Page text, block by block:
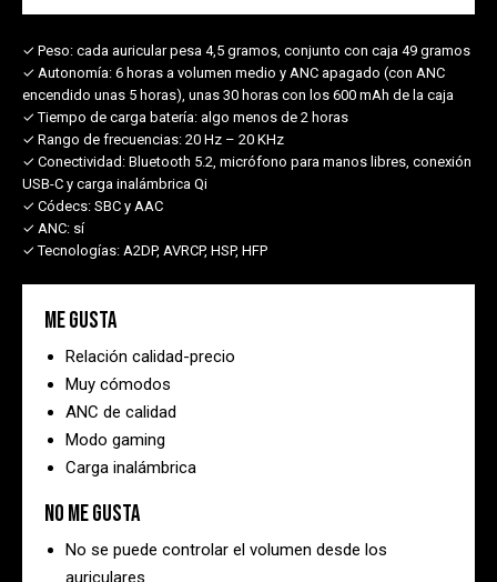
✓ Peso: cada auricular pesa 4,5 gramos, conjunto con caja 49 gramos
✓ Autonomía: 6 horas a volumen medio y ANC apagado (con ANC
encendido unas 5 horas), unas 30 horas con los 600 mAh de la caja
✓ Tiempo de carga batería: algo menos de 2 horas
✓ Rango de frecuencias: 20 Hz – 20 KHz
✓ Conectividad: Bluetooth 5.2, micrófono para manos libres, conexión
USB-C y carga inalámbrica Qi
✓ Códecs: SBC y AAC
✓ ANC: sí
✓ Tecnologías: A2DP, AVRCP, HSP, HFP
Me gusta
Relación calidad-precio
Muy cómodos
ANC de calidad
Modo gaming
Carga inalámbrica
No me gusta
No se puede controlar el volumen desde los
auriculares